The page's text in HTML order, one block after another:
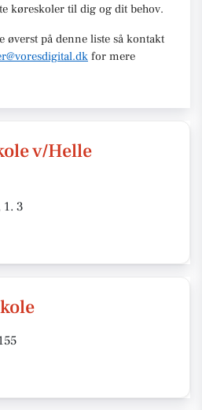
køreskoler til dig og dit behov.
på denne liste så kontakt
for mere
v/Helle
3